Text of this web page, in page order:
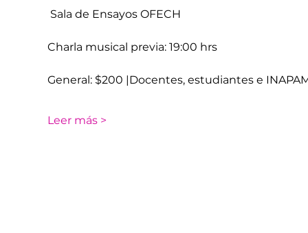
Sala de Ensayos OFECH
Charla musical previa: 19:00 hrs
General: $200 |Docentes, estudiantes e
Leer más >